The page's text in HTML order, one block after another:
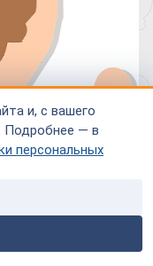
и, с вашего
Подробнее — в
персональных
contacts